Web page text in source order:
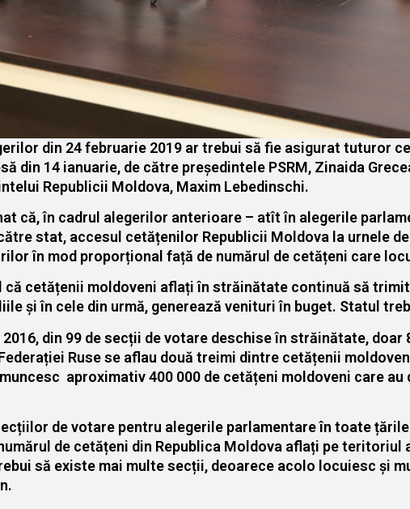
din 24 februarie 2019 ar trebui să fie asigurat tuturor
din 14 ianuarie, de către președintele PSRM, Zinaida
Republicii Moldova, Maxim Lebedinschi.
că, în cadrul alegerilor anterioare – atît în alegerile
stat, accesul cetățenilor Republicii Moldova la urnele
în mod proporțional față de numărul de cetățeni care
că cetățenii moldoveni aflați în străinătate continuă să
și în cele din urmă, generează venituri în buget. Statul
din 99 de secții de votare deschise în străinătate, doar
Ruse se aflau două treimi dintre cetățenii
aproximativ 400 000 de cetățeni moldoveni care
de votare pentru alegerile parlamentare în toate
de cetățeni din Republica Moldova aflați pe teritoriul
să existe mai multe secții, deoarece acolo locuiesc și